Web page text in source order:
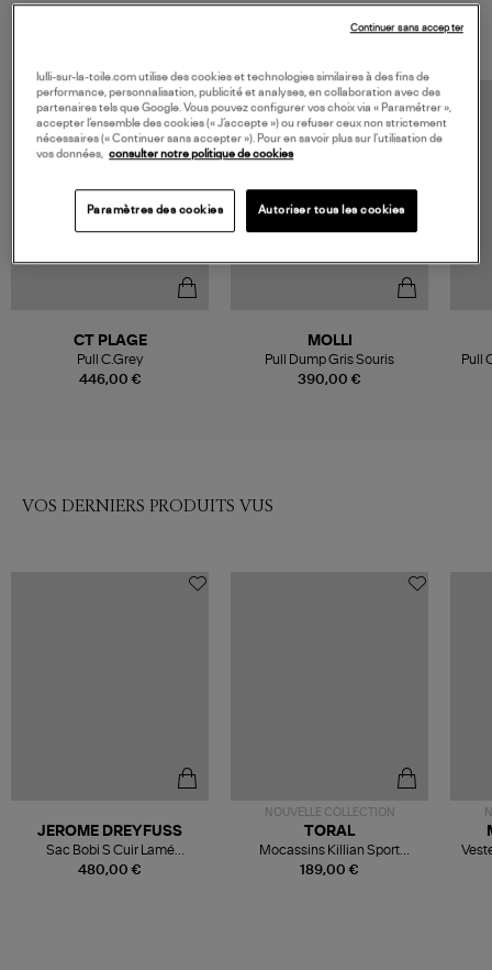
446,00 €
CT PLAGE
Pull C.Grey
MADE IN EUROPE
390,00 €
MOLLI
Pull Dump Gris Souris Pull
VOS DERNIERS PRODUITS VUS
480,00 €
JEROME DREYFUSS
Sac Bobi S Cuir Lamé
Champagne
NOUVELLE COLLECTION
189,00 €
TORAL
Mocassins Killian Sport
Mousse
lulli-sur-la-toile.com utilise des cookies et technologies similaires à des fins de
performance, personnalisation, publicité et analyses, en collaboration avec des
partenaires tels que Google. Vous pouvez configurer vos choix via « Paramétrer »,
accepter l’ensemble des cookies (« J’accepte ») ou refuser ceux non strictement
nécessaires (« Continuer sans accepter »). Pour en savoir plus sur l’utilisation de
vos données, consulter notre politique de cookies
Paramètres des cookies Autoriser tous les cookies
Continuer sans accepter